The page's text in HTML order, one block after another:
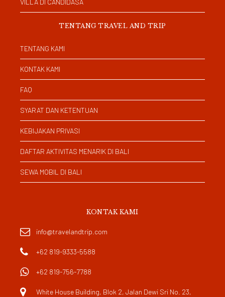
VILLA DI CANDIDASA
TENTANG TRAVEL AND TRIP
TENTANG KAMI
KONTAK KAMI
FAQ
SYARAT DAN KETENTUAN
KEBIJAKAN PRIVASI
DAFTAR AKTIVITAS MENARIK DI BALI
SEWA MOBIL DI BALI
KONTAK KAMI
info@travelandtrip.com
+62 819-9333-5588
+62 819-756-7788
White House Building, Blok 2, Jalan Dewi Sri No. 23,